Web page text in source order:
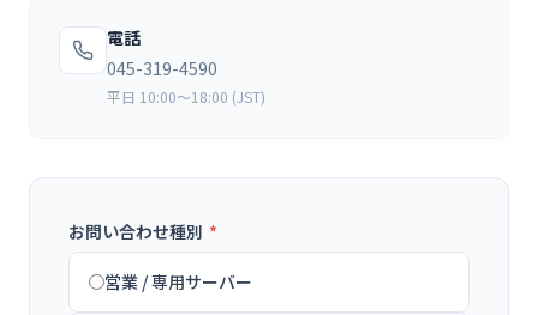
電話
045-319-4590
平日 10:00〜18:00 (JST)
お問い合わせ種別 *
営業 / 専用サーバー